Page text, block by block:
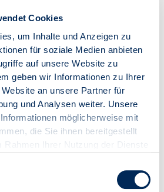
Cookies
um Inhalte und Anzeigen zu
für soziale Medien anbieten
auf unsere Website zu
geben wir Informationen zu Ihrer
an unsere Partner für
und Analysen weiter. Unsere
möglicherweise mit
die Sie ihnen bereitgestellt
Ihrer Nutzung der Dienste
Art) aufgezeigt…
seminar-26024
für
Online-Seminar können die
den komplexen und oft
samt Verpflichtung